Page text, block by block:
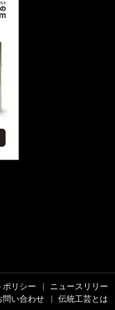
ポリシー
ニュースリリー
問い合わせ 伝統工芸とは